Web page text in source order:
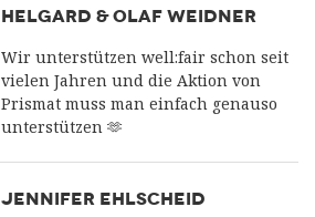
HELGARD & OLAF WEIDNER
Wir unterstützen well:fair schon seit
vielen Jahren und die Aktion von
Prismat muss man einfach genauso
unterstützen 🫶
JENNIFER EHLSCHEID